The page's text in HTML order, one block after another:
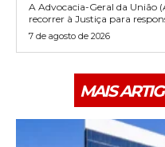
A Advocacia-Geral da União
recorrer à Justiça para
7 de agosto de 2026
MAIS